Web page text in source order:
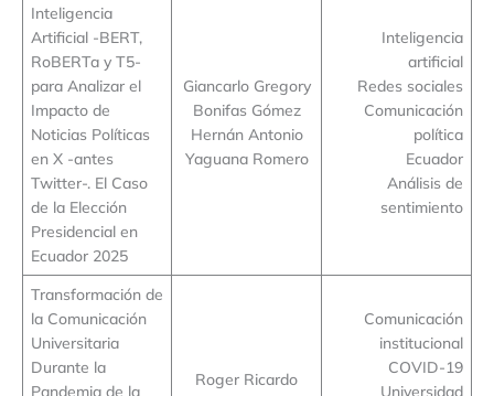
Inteligencia
Artificial -BERT,
RoBERTa y T5-
para Analizar el
Impacto de
Noticias Políticas
en X -antes
Twitter-. El Caso
de la Elección
Presidencial en
Ecuador 2025
Giancarlo Gregory
Bonifas Gómez
Hernán Antonio
Yaguana Romero
Inteligencia
artificial
Redes sociales
Comunicación
política
Ecuador
Análisis de
sentimiento
Transformación de
la Comunicación
Universitaria
Durante la
Pandemia de la
Roger Ricardo
Comunicación
institucional
COVID-19
Universidad